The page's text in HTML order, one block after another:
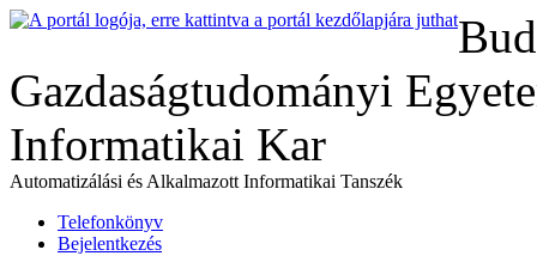
Gazdaságtudományi
Informatikai Kar
Automatizálási és Alkalmazott Informatikai Tanszék
Telefonkönyv
Bejelentkezés